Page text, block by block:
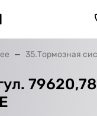
35.Тормозная